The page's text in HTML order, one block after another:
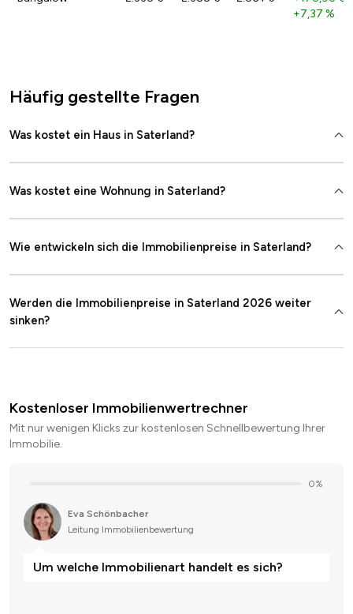
+7,37 %
Häufig gestellte Fragen
Was kostet ein Haus in Saterland?
Was kostet eine Wohnung in Saterland?
Wie entwickeln sich die Immobilienpreise in Saterland?
Werden die Immobilienpreise in Saterland 2026 weiter
sinken?
Kostenloser Immobilienwertrechner
Mit nur wenigen Klicks zur kostenlosen Schnellbewertung Ihrer
Immobilie.